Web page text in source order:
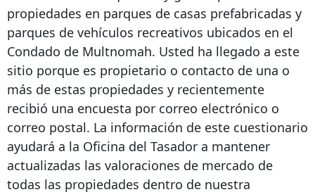
propiedades en parques de casas prefabricadas y
parques de vehículos recreativos ubicados en el
Condado de Multnomah. Usted ha llegado a este
sitio porque es propietario o contacto de una o
más de estas propiedades y recientemente
recibió una encuesta por correo electrónico o
correo postal. La información de este cuestionario
ayudará a la Oficina del Tasador a mantener
actualizadas las valoraciones de mercado de
todas las propiedades dentro de nuestra